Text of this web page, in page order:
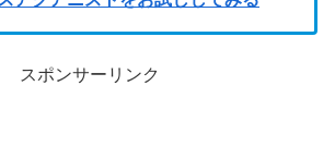
スポンサーリンク